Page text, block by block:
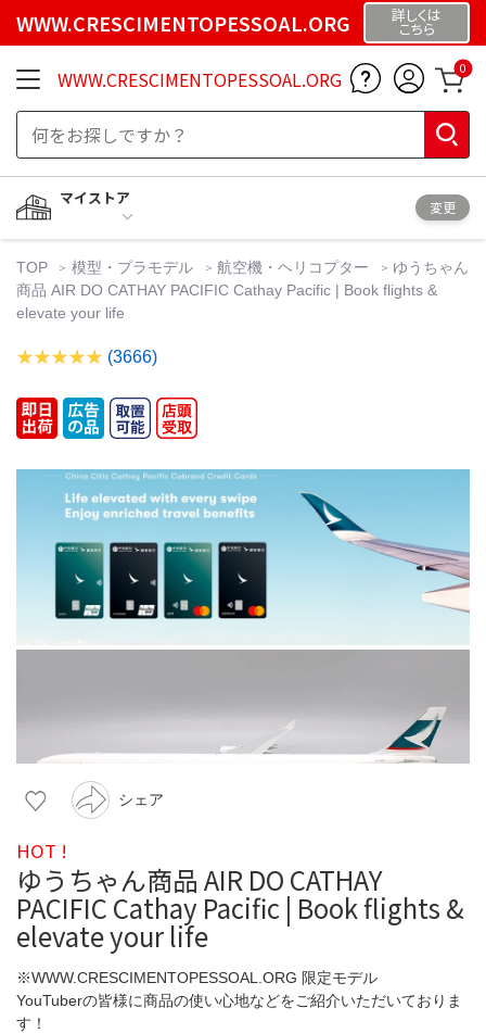
WWW.CRESCIMENTOPESSOAL.ORG 詳しくは
こちら
WWW.CRESCIMENTOPESSOAL.ORG 0
マイストア
変更
TOP 模型・プラモデル 航空機・ヘリコプター
ゆうちゃん
商品 AIR DO CATHAY PACIFIC Cathay Pacific | Book flights &
elevate your life
(3666)
シェア
HOT !
ゆうちゃん商品 AIR DO CATHAY
PACIFIC Cathay Pacific | Book flights &
elevate your life
※WWW.CRESCIMENTOPESSOAL.ORG 限定モデル
YouTuberの皆様に商品の使い心地などをご紹介いただいておりま
す！